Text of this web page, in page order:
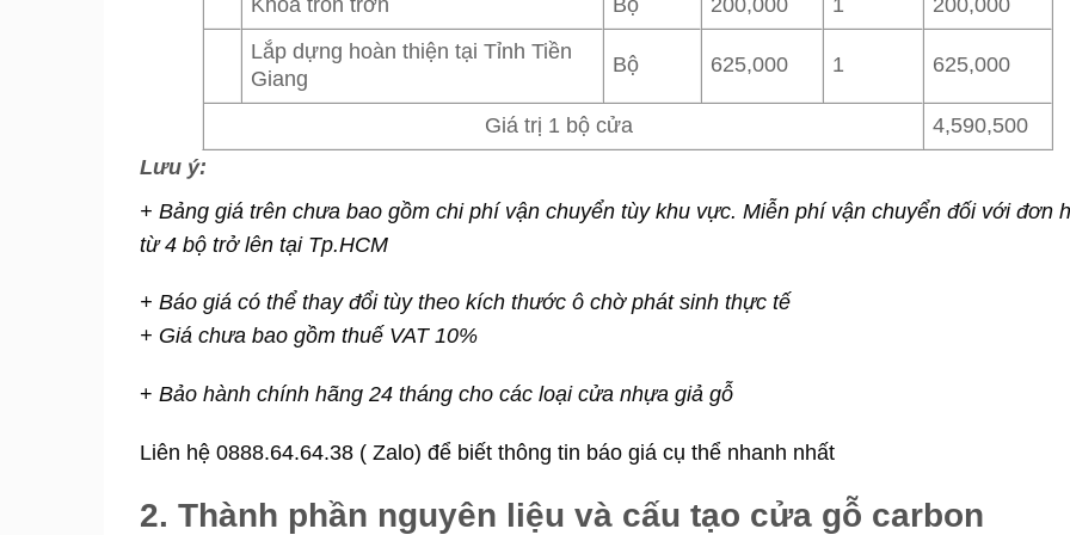
Lắp dựng hoàn thiện tại Tỉnh Tiền
Giang
Bộ 625,000 1 625,000
Giá trị 1 bộ cửa
4,590,500
Lưu ý:
+ Bảng giá trên chưa bao gồm chi phí vận chuyển tùy khu vực. Miễn phí vận chuyển đối với đơn
từ 4 bộ trở lên tại Tp.HCM
+ Báo giá có thể thay đổi tùy theo kích thước ô chờ phát sinh thực tế
+ Giá chưa bao gồm thuế VAT 10%
+ Bảo hành chính hãng 24 tháng cho các loại cửa nhựa giả gỗ
Liên hệ 0888.64.64.38 ( Zalo) để biết thông tin báo giá cụ thể nhanh nhất
2. Thành phần nguyên liệu và cấu tạo cửa gỗ carbon